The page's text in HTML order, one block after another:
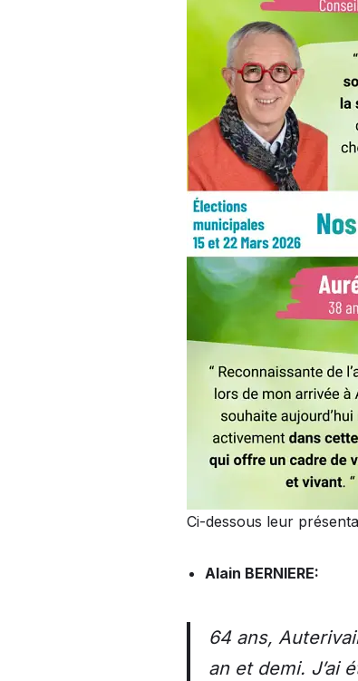
Ci-dessous leur
Alain BERNIERE:
64 ans,
an et demi. J’ai